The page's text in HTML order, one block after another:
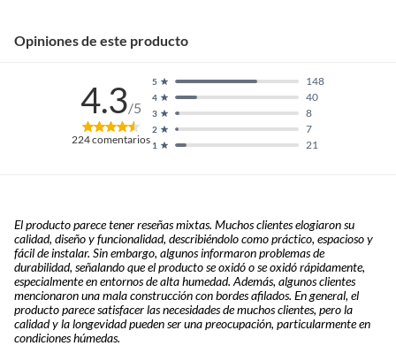
Opiniones de este producto
4.3/5
224comentarios 1 21
2 7
3 8
4 40
5 148
El producto parece tener reseñas mixtas. Muchos clientes elogiaron su
calidad, diseño y funcionalidad, describiéndolo como práctico, espacioso y
fácil de instalar. Sin embargo, algunos informaron problemas de
durabilidad, señalando que el producto se oxidó o se oxidó rápidamente,
especialmente en entornos de alta humedad. Además, algunos clientes
mencionaron una mala construcción con bordes afilados. En general, el
producto parece satisfacer las necesidades de muchos clientes, pero la
calidad y la longevidad pueden ser una preocupación, particularmente en
condiciones húmedas.